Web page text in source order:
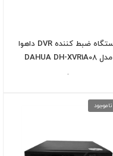
دستگاه ضبط کننده DVR داهوا
مدل DAHUA DH-XVR1A08
-
ناموجود